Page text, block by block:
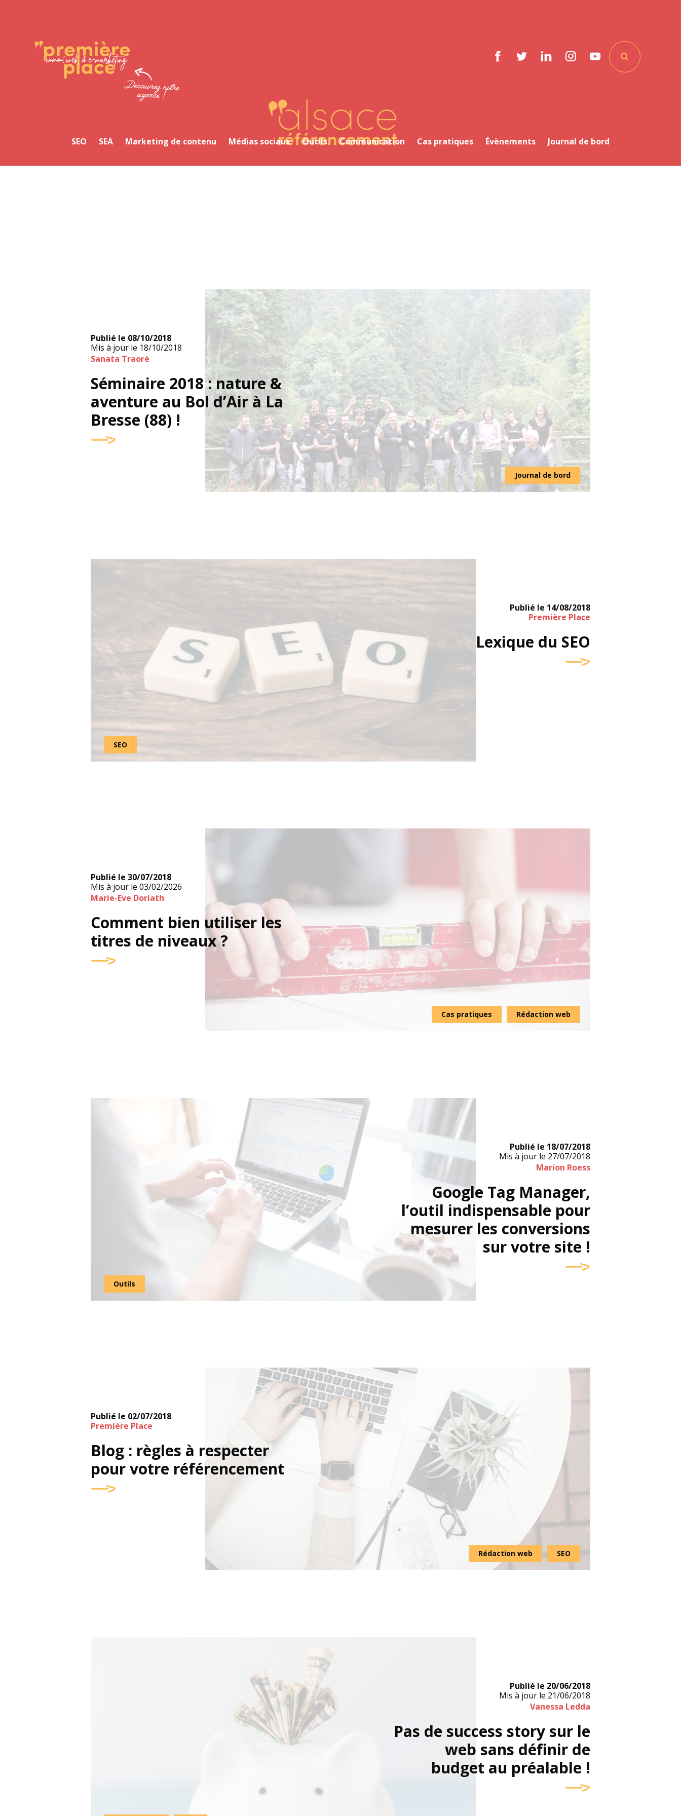
Alsace Référencement Le blog de Première Place
FacebookTwitterLinkedInInstagramYouTube
SEO SEA Marketing de contenu Médias sociaux Outils Communication Cas pratiques Évènements Journal de bord
Journal de bord
Publié le 08/10/2018
Mis à jour le 18/10/2018
Sanata Traoré
Séminaire 2018 : nature &
aventure au Bol d’Air à La
Bresse (88) !
SEO
Publié le 14/08/2018
Première Place
Lexique du SEO
Cas pratiques Rédaction web
Publié le 30/07/2018
Mis à jour le 03/02/2026
Marie-Eve Doriath
Comment bien utiliser les
titres de niveaux ?
Outils
Publié le 18/07/2018
Mis à jour le 27/07/2018
Marion Roess
Google Tag Manager,
l’outil indispensable pour
mesurer les conversions
sur votre site !
Rédaction web SEO
Publié le 02/07/2018
Première Place
Blog : règles à respecter
pour votre référencement
Publié le 20/06/2018
Mis à jour le 21/06/2018
Vanessa Ledda
Pas de success story sur le
web sans définir de
budget au préalable !